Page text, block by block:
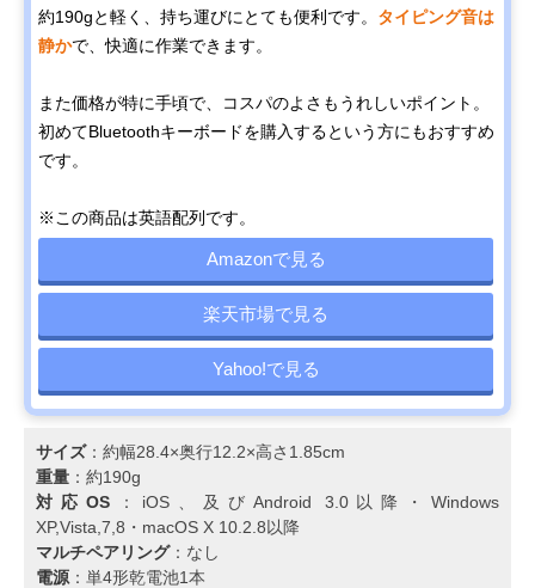
約190gと軽く、持ち運びにとても便利です。 タイピング音は
静かで、快適に作業できます。
また価格が特に手頃で、コスパのよさもうれしいポイント。
初めてBluetoothキーボードを購入するという方にもおすすめ
です。
※この商品は英語配列です。
Amazonで見る
楽天市場で見る
Yahoo!で見る
サイズ：約幅28.4×奥行12.2×高さ1.85cm
重量 ：約190g
対応OS：iOS、及びAndroid 3.0以降・Windows
XP,Vista,7,8・macOS X 10.2.8以降
マルチペアリング：なし
電源 ：単4形乾電池1本